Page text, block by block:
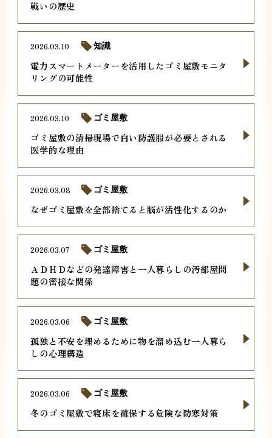
戦いの歴史
電力スマートメーターを活用したゴミ屋敷モニタ
リングの可能性
2026.03.10 知識
ゴミ屋敷の清掃現場で白い防護服が必要とされる
医学的な理由
2026.03.10 ゴミ屋敷
なぜゴミ屋敷を全部捨てると脳が活性化するのか
2026.03.08 ゴミ屋敷
ＡＤＨＤなどの発達障害と一人暮らしの汚部屋問
題の密接な関係
2026.03.07 ゴミ屋敷
孤独と不安を埋めるために物を溜め込む一人暮ら
しの心理構造
2026.03.06 ゴミ屋敷
冬のゴミ屋敷で寝床を確保する危険な防寒対策
2026.03.06 ゴミ屋敷